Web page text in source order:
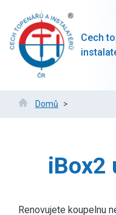
hlavnímu
obsahu
Cech
Drobečková
navigace
Domů
iBox2
Renovujete koupelnu